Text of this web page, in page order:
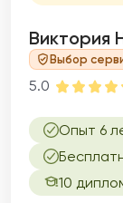
Виктория
Выбор
5.0
Опыт 6
10